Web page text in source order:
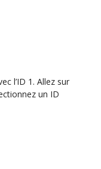
l’ID 1. Allez sur
un ID